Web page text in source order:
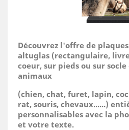
Découvrez l'offre de
altuglas (rectangulaire,
coeur, sur pieds ou sur
animaux
(chien, chat, furet, lapin,
rat, souris, chevaux......)
personnalisables avec la
et votre texte.